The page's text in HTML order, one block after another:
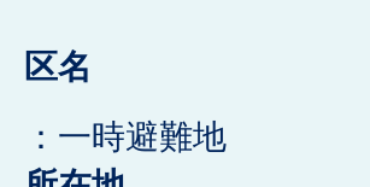
区名
：一時避難地